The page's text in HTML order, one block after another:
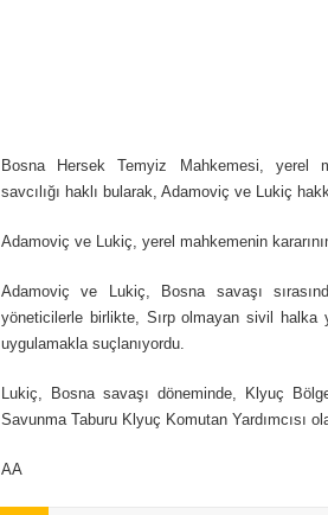
Bosna Hersek Temyiz Mahkemesi, yerel
savcılığı haklı bularak, Adamoviç ve Lukiç
Adamoviç ve Lukiç, yerel mahkemenin kararının
Adamoviç ve Lukiç, Bosna savaşı
yöneticilerle birlikte, Sırp olmayan sivil halka
uygulamakla suçlanıyordu.
Lukiç, Bosna savaşı döneminde, Klyuç
Savunma Taburu Klyuç Komutan Yardımcısı
AA